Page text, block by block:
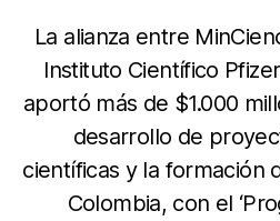
La alianza entre
Instituto Científico
aportó más de $1.000
desarrollo de
científicas y la formación
Colombia, con el